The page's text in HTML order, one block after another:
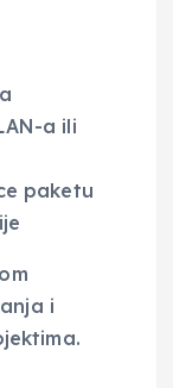
a ili
paketu
i